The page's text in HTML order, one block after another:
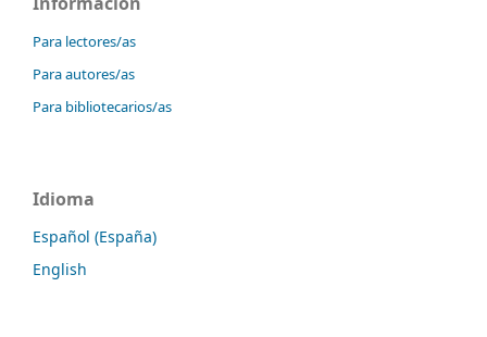
Para lectores/as
Para autores/as
Para bibliotecarios/as
Idioma
Español (España)
English